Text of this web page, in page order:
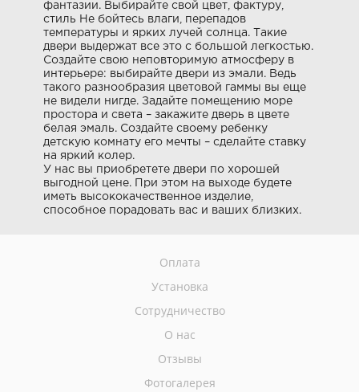
фантазии. Выбирайте свой цвет, фактуру,
стиль Не бойтесь влаги, перепадов
температуры и ярких лучей солнца. Такие
двери выдержат все это с большой легкостью.
Создайте свою неповторимую атмосферу в
интерьере: выбирайте двери из эмали. Ведь
такого разнообразия цветовой гаммы вы еще
не видели нигде. Задайте помещению море
простора и света – закажите дверь в цвете
белая эмаль. Создайте своему ребенку
детскую комнату его мечты – сделайте ставку
на яркий колер.
У нас вы приобретете двери по хорошей
выгодной цене. При этом на выходе будете
иметь высококачественное изделие,
способное порадовать вас и ваших близких.
Оплата
Установка
Сотрудничество
О нас
Отзывы
Фотогалерея